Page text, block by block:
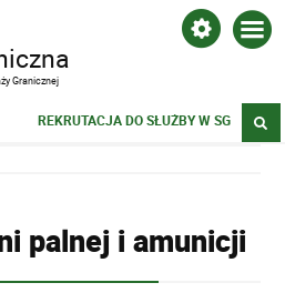
Granicznej
REKRUTACJA DO SŁUŻBY W SG
palnej i amunicji